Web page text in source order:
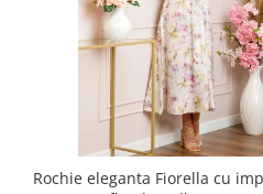
Rochie eleganta Fiorella cu